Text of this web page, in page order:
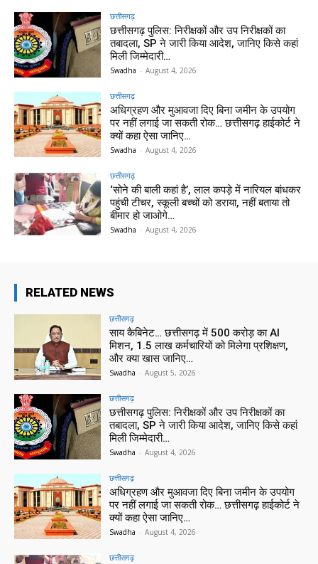
छत्तीसगढ़
छत्तीसगढ़ पुलिस: निरीक्षकों और उप निरीक्षकों का
तबादला, SP ने जारी किया आदेश, जानिए किसे कहां
मिली जिम्मेदारी…
Swadha - August 4, 2026
छत्तीसगढ़
अधिग्रहण और मुआवजा दिए बिना जमीन के उपयोग
पर नहीं लगाई जा सकती रोक… छत्तीसगढ़ हाईकोर्ट ने
क्यों कहा ऐसा जानिए…
Swadha - August 4, 2026
छत्तीसगढ़
‘सोने की बाली कहां है’, लाल कपड़े में नारियल बांधकर
पहुंची टीचर, स्कूली बच्चों को डराया, नहीं बताया तो
बीमार हो जाओगे…
Swadha - August 4, 2026
RELATED NEWS
छत्तीसगढ़
साय कैबिनेट… छत्तीसगढ़ में 500 करोड़ का AI
मिशन, 1.5 लाख कर्मचारियों को मिलेगा प्रशिक्षण,
और क्या खास जानिए…
Swadha - August 5, 2026
छत्तीसगढ़
छत्तीसगढ़ पुलिस: निरीक्षकों और उप निरीक्षकों का
तबादला, SP ने जारी किया आदेश, जानिए किसे कहां
मिली जिम्मेदारी…
Swadha - August 4, 2026
छत्तीसगढ़
अधिग्रहण और मुआवजा दिए बिना जमीन के उपयोग
पर नहीं लगाई जा सकती रोक… छत्तीसगढ़ हाईकोर्ट ने
क्यों कहा ऐसा जानिए…
Swadha - August 4, 2026
छत्तीसगढ़